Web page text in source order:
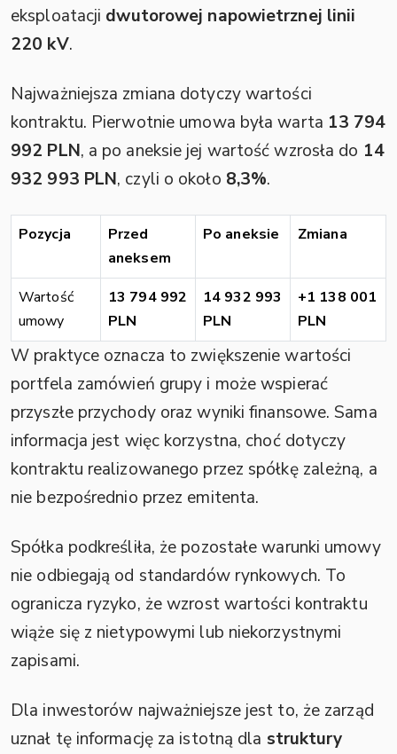
eksploatacji dwutorowej napowietrznej linii
220 kV.
Najważniejsza zmiana dotyczy wartości
kontraktu. Pierwotnie umowa była warta 13 794
992 PLN, a po aneksie jej wartość wzrosła do 14
932 993 PLN, czyli o około 8,3%.
Pozycja
Przed
aneksem
Po aneksie Zmiana
Wartość
umowy
13 794 992
PLN
14 932 993
PLN
+1 138 001
PLN
W praktyce oznacza to zwiększenie wartości
portfela zamówień grupy i może wspierać
przyszłe przychody oraz wyniki finansowe. Sama
informacja jest więc korzystna, choć dotyczy
kontraktu realizowanego przez spółkę zależną, a
nie bezpośrednio przez emitenta.
Spółka podkreśliła, że pozostałe warunki umowy
nie odbiegają od standardów rynkowych. To
ogranicza ryzyko, że wzrost wartości kontraktu
wiąże się z nietypowymi lub niekorzystnymi
zapisami.
Dla inwestorów najważniejsze jest to, że zarząd
uznał tę informację za istotną dla struktury